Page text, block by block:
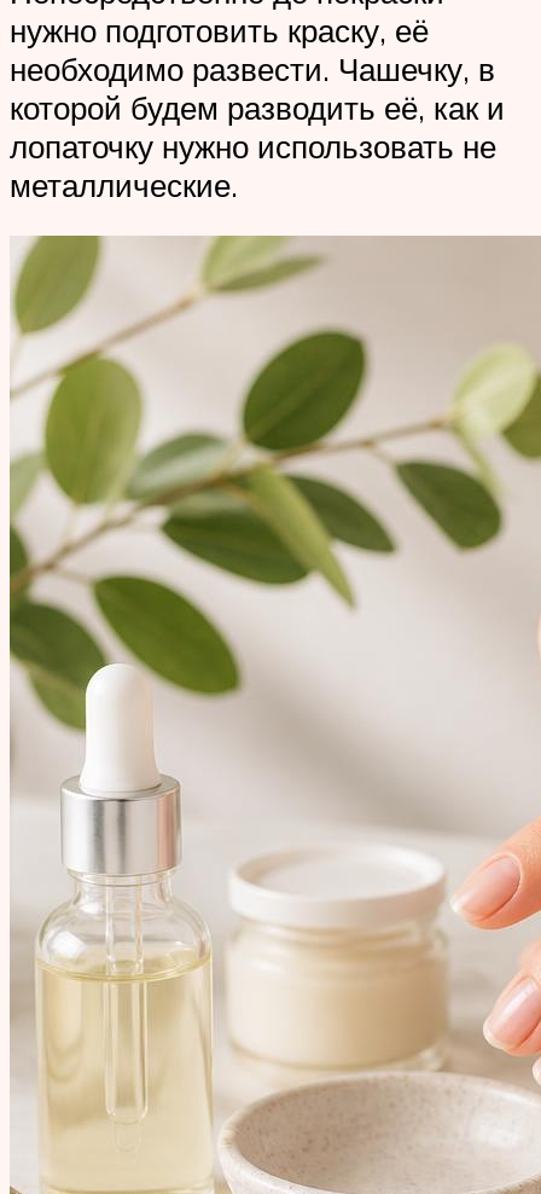
нужно подготовить краску, её
необходимо развести. Чашечку, в
которой будем разводить её, как и
лопаточку нужно использовать не
металлические.